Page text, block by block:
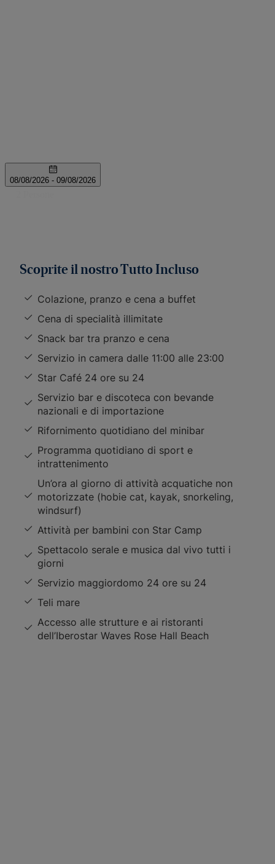
Scoprite il nostro Tutto Incluso
Colazione, pranzo e cena a buffet
Cena di specialità illimitate
Snack bar tra pranzo e cena
Servizio in camera dalle 11:00 alle 23:00
Star Café 24 ore su 24
Servizio bar e discoteca con bevande
nazionali e di importazione
Rifornimento quotidiano del minibar
Programma quotidiano di sport e
intrattenimento
Un’ora al giorno di attività acquatiche non
motorizzate (hobie cat, kayak, snorkeling,
windsurf)
Attività per bambini con Star Camp
Spettacolo serale e musica dal vivo tutti i
giorni
Servizio maggiordomo 24 ore su 24
Teli mare
Accesso alle strutture e ai ristoranti
dell’Iberostar Waves Rose Hall Beach